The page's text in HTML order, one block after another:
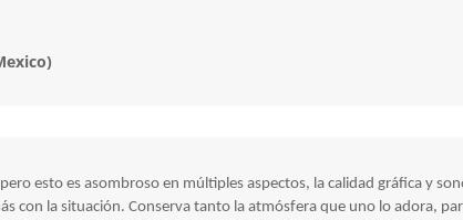
esto es asombroso en múltiples aspectos, la calidad gráfica y
con la situación. Conserva tanto la atmósfera que uno lo adora,